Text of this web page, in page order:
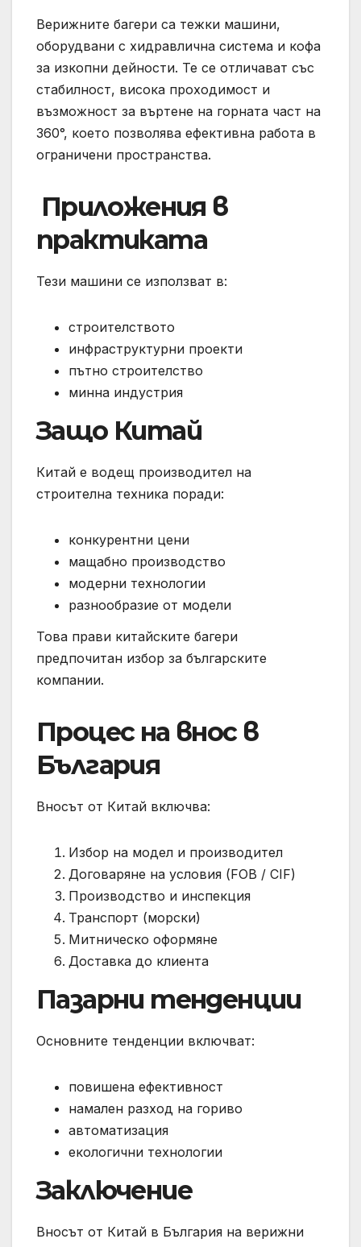
Верижните багери са тежки машини,
оборудвани с хидравлична система и кофа
за изкопни дейности. Те се отличават със
стабилност, висока проходимост и
възможност за въртене на горната част на
360°, което позволява ефективна работа в
ограничени пространства.
️ Приложения в
практиката
Тези машини се използват в:
строителството
инфраструктурни проекти
пътно строителство
минна индустрия
Защо Китай
Китай е водещ производител на
строителна техника поради:
конкурентни цени
мащабно производство
модерни технологии
разнообразие от модели
Това прави китайските багери
предпочитан избор за българските
компании.
Процес на внос в
България
Вносът от Китай включва:
Избор на модел и производител
Договаряне на условия (FOB / CIF)
Производство и инспекция
Транспорт (морски)
Митническо оформяне
Доставка до клиента
Пазарни тенденции
Основните тенденции включват:
повишена ефективност
намален разход на гориво
автоматизация
екологични технологии
Заключение
Вносът от Китай в България на верижни